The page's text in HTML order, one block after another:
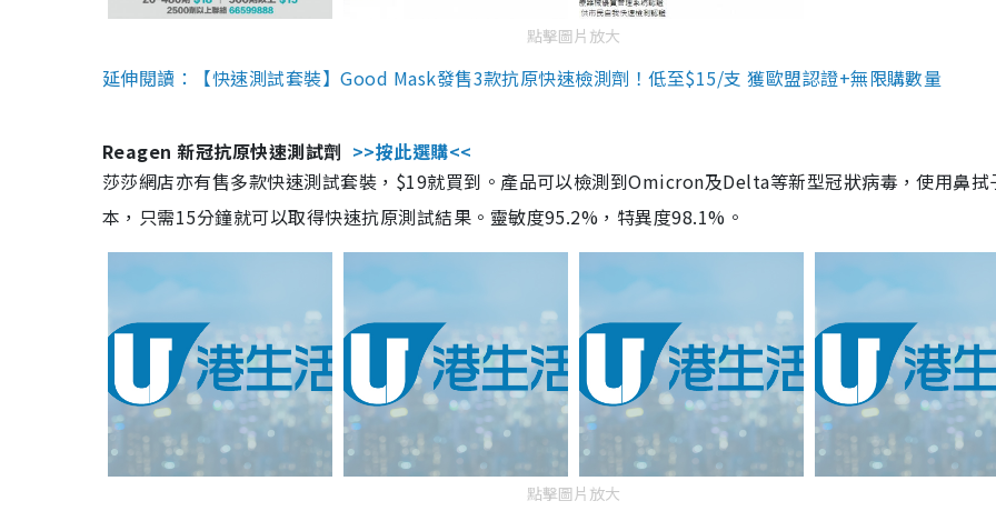
點擊圖片放大
延伸閱讀：【快速測試套裝】Good Mask發售3款抗原快速檢測劑！低至$15/支 獲歐盟認證+無限購數量
Reagen 新冠抗原快速測試劑 >>按此選購<<
莎莎網店亦有售多款快速測試套裝，$19就買到。產品可以檢測到Omicron及Delta等新型冠狀病毒，使用鼻拭
本，只需15分鐘就可以取得快速抗原測試結果。靈敏度95.2%，特異度98.1%。
點擊圖片放大